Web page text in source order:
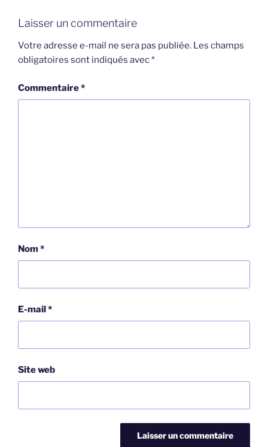
Laisser un commentaire
Votre adresse e-mail ne sera pas publiée. Les champs
obligatoires sont indiqués avec*
Commentaire*
Nom*
E-mail*
Site web